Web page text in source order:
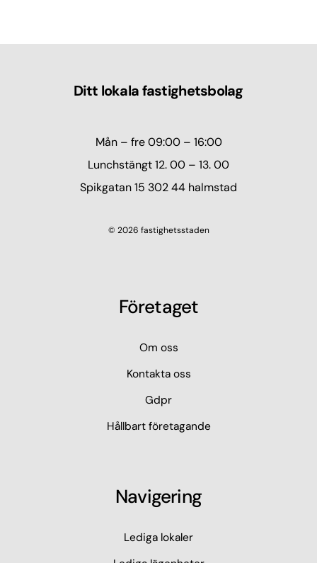
Ditt lokala fastighetsbolag
Mån – fre 09:00 – 16:00
Lunchstängt 12. 00 – 13. 00
Spikgatan 15 302 44 halmstad
© 2026 fastighetsstaden
Företaget
Om oss
Kontakta oss
Gdpr
Hållbart företagande
Navigering
Lediga lokaler